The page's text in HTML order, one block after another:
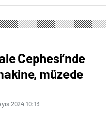
Cephesi’nde
müzede
2024 10:13